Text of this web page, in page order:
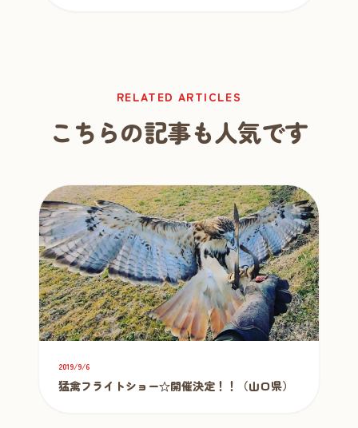
RELATED ARTICLES
こちらの記事も人気です
2019/9/6
猛禽フライトショー☆開催決定！！（山口県）